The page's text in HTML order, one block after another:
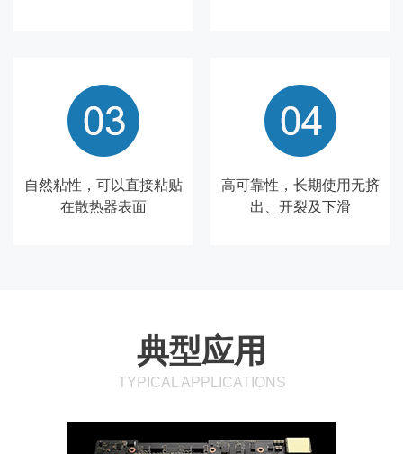
自然粘性，可以直接粘贴
在散热器表面
高可靠性，长期使用无挤
出、开裂及下滑
典型应用
TYPICAL APPLICATIONS